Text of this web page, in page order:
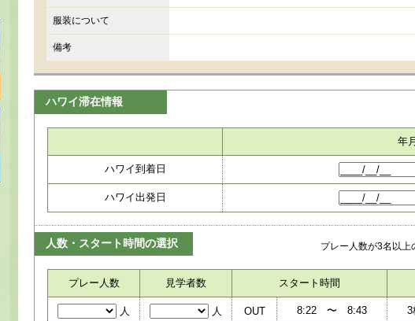
服装について
備考
ハワイ滞在情報
年
ハワイ到着日
ハワイ出発日
人数・スタート時間の選択 プレー人数が3名以
プレー人数 見学者数 スタート時間
人 人 OUT 8:22 〜 8:43 3